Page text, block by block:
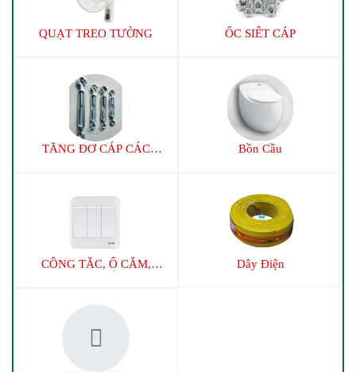
QUẠT TREO TƯỜNG ỐC SIẾT CÁP
TĂNG ĐƠ CÁP CÁC
Bồn Cầu
CÔNG TẮC, Ổ CẮM,
Dây Điện